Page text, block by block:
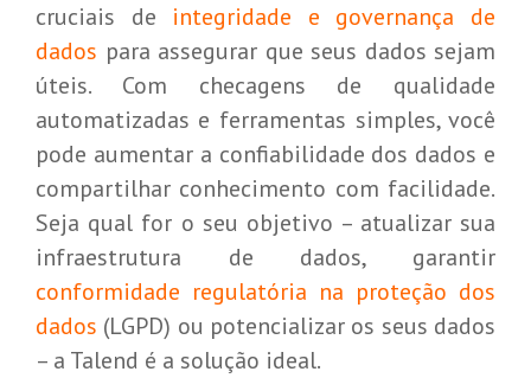
cruciais de integridade e governança de
dados para assegurar que seus dados sejam
úteis. Com checagens de qualidade
automatizadas e ferramentas simples, você
pode aumentar a confiabilidade dos dados e
compartilhar conhecimento com facilidade.
Seja qual for o seu objetivo – atualizar sua
infraestrutura de dados, garantir
conformidade regulatória na proteção dos
dados (LGPD) ou potencializar os seus dados
– a Talend é a solução ideal.